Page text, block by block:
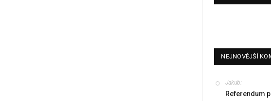
NEJNOVĚJŠÍ
Jakub:
Referendum